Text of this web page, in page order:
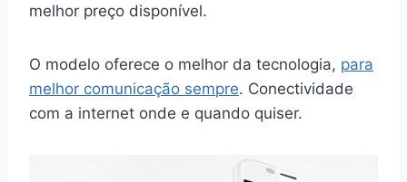
melhor preço disponível.
O modelo oferece o melhor da tecnologia, para
melhor comunicação sempre. Conectividade
com a internet onde e quando quiser.